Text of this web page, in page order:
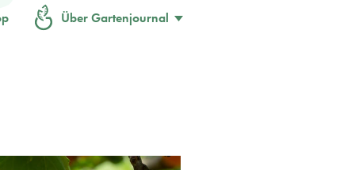
Über Gartenjournal